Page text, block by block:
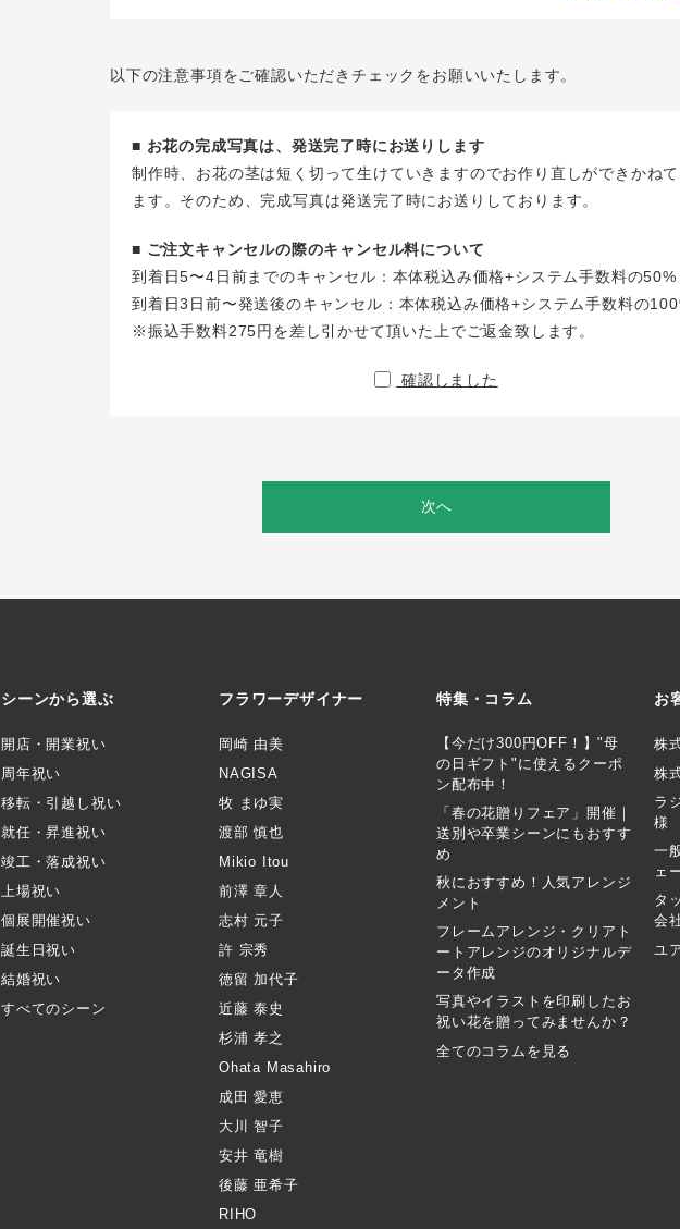
以下の注意事項をご確認いただきチェックをお願いいたします。
■ お花の完成写真は、発送完了時にお送りします
制作時、お花の茎は短く切って生けていきますのでお作り直しができかね
ます。そのため、完成写真は発送完了時にお送りしております。
■ ご注文キャンセルの際のキャンセル料について
到着日5〜4日前までのキャンセル：本体税込み価格+システム手数料の50%
到着日3日前〜発送後のキャンセル：本体税込み価格+システム手数料の
※振込手数料275円を差し引かせて頂いた上でご返金致します。
確認しました
次へ
シーンから選ぶ
開店・開業祝い
周年祝い
移転・引越し祝い
就任・昇進祝い
竣工・落成祝い
上場祝い
個展開催祝い
誕生日祝い
結婚祝い
すべてのシーン
フラワーデザイナー
岡崎 由美
NAGISA
牧 まゆ実
渡部 慎也
Mikio Itou
前澤 章人
志村 元子
許 宗秀
徳留 加代子
近藤 泰史
杉浦 孝之
Ohata Masahiro
成田 愛恵
大川 智子
安井 竜樹
後藤 亜希子
RIHO
特集・コラム
【今だけ300円OFF！】"母
の日ギフト"に使えるクーポ
ン配布中！
「春の花贈りフェア」開催｜
送別や卒業シーンにもおすす
め
秋におすすめ！人気アレンジ
メント
フレームアレンジ・クリアト
ートアレンジのオリジナルデ
ータ作成
写真やイラストを印刷したお
祝い花を贈ってみませんか？
全てのコラムを見る
お
株
株
ラ
様
一
ェ
タ
会
ユ